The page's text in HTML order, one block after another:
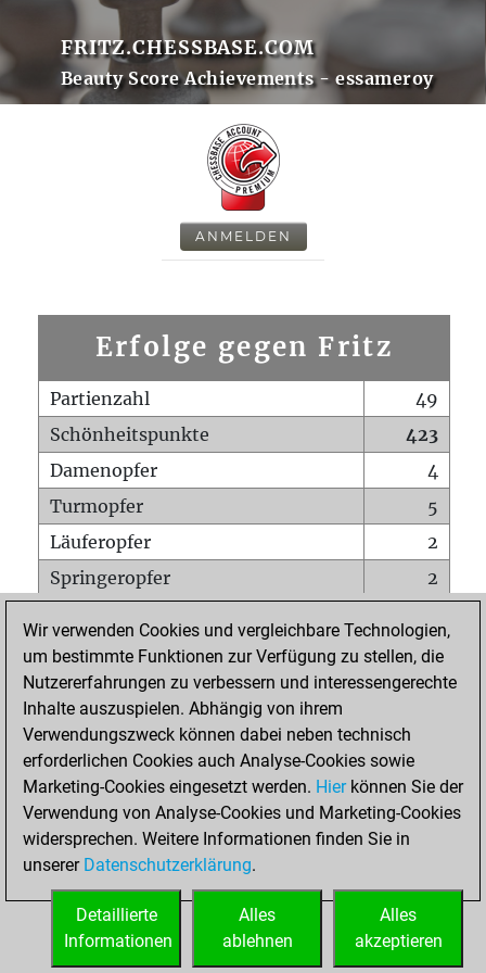
FRITZ.CHESSBASE.COM
Beauty Score Achievements - essameroy
ANMELDEN
Erfolge gegen Fritz
Partienzahl
49
Schönheitspunkte
423
Damenopfer
4
Turmopfer
5
Läuferopfer
2
Springeropfer
2
Matt auf vollem Brett
0
Bauer setzt Matt
0
Erstickte Matts
Unterverwandlungen
Türme auf der siebten
5
STARTSEITE
Wir verwenden Cookies und vergleichbare Technologien,
um bestimmte Funktionen zur Verfügung zu stellen, die
Nutzererfahrungen zu verbessern und interessengerechte
Inhalte auszuspielen. Abhängig von ihrem
Verwendungszweck können dabei neben technisch
erforderlichen Cookies auch Analyse-Cookies sowie
Marketing-Cookies eingesetzt werden. Hierkönnen Sie der
Verwendung von Analyse-Cookies und Marketing-Cookies
widersprechen. Weitere Informationen finden Sie in
unserer Datenschutzerklärung.
Alles
akzeptieren
Alles
ablehnen
Detaillierte
Informationen